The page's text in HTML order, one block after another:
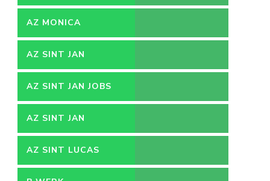
AZ MONICA
AZ SINT JAN
AZ SINT JAN JOBS
AZ SINT JAN
VACATURES
AZ SINT LUCAS